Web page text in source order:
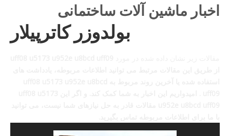
English
اخبار ماشین آلات ساختمانی
بولدوزر کاترپیلار